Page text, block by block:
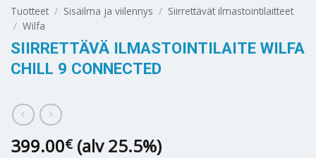
Tuotteet / Sisäilma ja viilennys / Siirrettävät ilmastointilaitteet
/ Wilfa
SIIRRETTÄVÄ ILMASTOINTILAITE WILFA
CHILL 9 CONNECTED
399.00€ (alv 25.5%)